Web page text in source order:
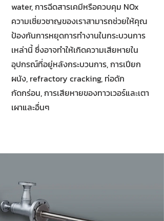
water, การฉีดสารเคมีหรือควบคุม NOx
ความเชี่ยวชาญของเราสามารถช่วยให้คุณ
ป้องกันการหยุดการทำงานในกระบวนการ
เหล่านี้ ซึ่งอาจทำให้เกิดความเสียหายใน
อุปกรณ์ที่อยู่หลังกระบวนการ, การเปียก
ผนัง, refractory cracking, ท่อดัก
กัดกร่อน, การเสียหายของทาวเวอร์และเตา
เผาและอื่นๆ